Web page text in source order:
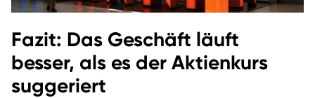
Fazit: Das Geschäft läuft
besser, als es der Aktienkurs
suggeriert